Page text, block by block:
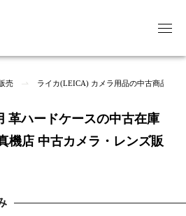
売 ライカ(LEICA) カメラ用品の中古商品一覧
革ハードケースの中古在庫
機店 中古カメラ・レンズ販